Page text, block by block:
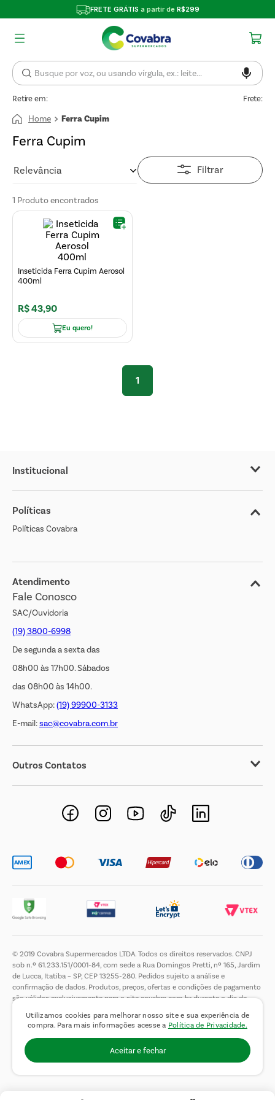
Utilizamos cookies para melhorar nosso site e sua experiência de
compra. Para mais informações acesse a Política de Privacidade.
Aceitar e fechar
FRETE GRÁTIS a partir de R$299
Retire em: Frete:
Ferra Cupim
Ferra Cupim
Relevância Filtrar
1 Produto
Inseticida Ferra Cupim Aerosol
400ml
R$43,90
Eu quero!
1
Institucional
Sobre o Covabra
Nossas Lojas
Cliente Bem Estar
Jornal de Ofertas
Transparência Salarial
Políticas
Políticas Covabra
Atendimento
Fale Conosco
SAC/Ouvidoria
(19) 3800-6998
De segunda a sexta das
08h00 às 17h00. Sábados
das 08h00 às 14h00.
WhatsApp:(19) 99900-3133
E-mail:sac@covabra.com.br
Outros Contatos
Negócios Imobiliários
Novos Fornecedores
© 2019 Covabra Supermercados LTDA. Todos os direitos reservados. CNPJ
sob n.º 61.233.151/0001-84, com sede a Rua Domingos Pretti, nº 165, Jardim
de Lucca, Itatiba – SP, CEP 13255-280. Pedidos sujeito a análise e
confirmação de dados. Produtos, preços, ofertas e condições de pagamento
são válidos exclusivamente para o site covabra.com.br durante o dia de
de limitar a quantidade máxima de produtos por compra por cliente. Não
vendemos no atacado. Fotos meramente ilustrativas.É proibida a venda e a
entrega de bebidas alcoólicas a menores de 18 (dezoito) anos, conforme Lei
n.° 8069/90, art. 81, inciso II (Estatuto da Criança e do Adolescente).